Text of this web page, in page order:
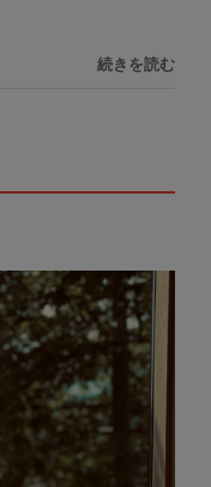
続きを読む